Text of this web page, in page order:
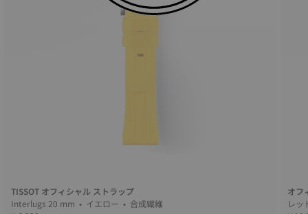
TISSOT オフィシャル ストラップ
Interlugs 20 mm • イエロー • 合成繊維
オフ